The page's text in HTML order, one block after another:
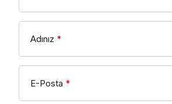
Adınız *
E-Posta *